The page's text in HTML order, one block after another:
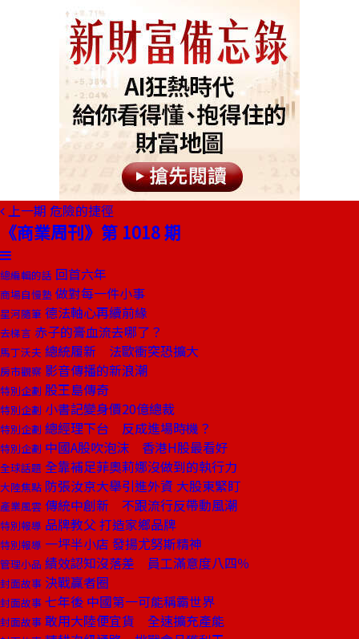
上一期 危險的捷徑
《商業周刊》第 1018 期
總編輯的話 回首六年
商場自慢塾 做對每一件小事
星河隨筆 德法軸心再續前緣
去梯言 赤子的膏血流去哪了？
馬丁沃夫 總統履新 法歐衝突恐擴大
房市觀察 影音傳播的新浪潮
特別企劃 股王島傳奇
特別企劃 小書記變身價20億總裁
特別企劃 總經理下台 反成進場時機？
特別企劃 中國A股吹泡沫 香港H股最看好
全球話題 全靠補足菲奧莉娜沒做到的執行力
大陸焦點 防張汝京大舉引進外資 大股東緊盯
產業風雲 傳統中創新 不跟流行反帶動風潮
特別報導 品牌教父 打造家鄉品牌
特別報導 一坪半小店 發揚尤努斯精神
管理小品 績效認知沒落差 員工滿意度八四％
封面故事 決戰贏者圈
封面故事 七年後 中國第一可能稱霸世界
封面故事 敢用大陸便宜貨 全速擴充產能